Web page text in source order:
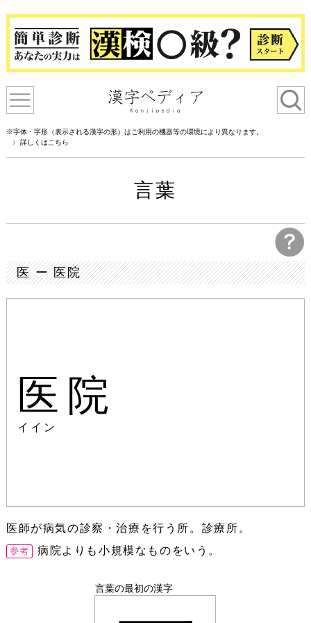
※字体・字形（表示される漢字の形）はご利用の機器等の環境により異なります。
詳しくはこちら
言葉
医 ー 医院
医院
イイン
医師が病気の診察・治療を行う所。診療所。
病院よりも小規模なものをいう。
言葉の最初の漢字